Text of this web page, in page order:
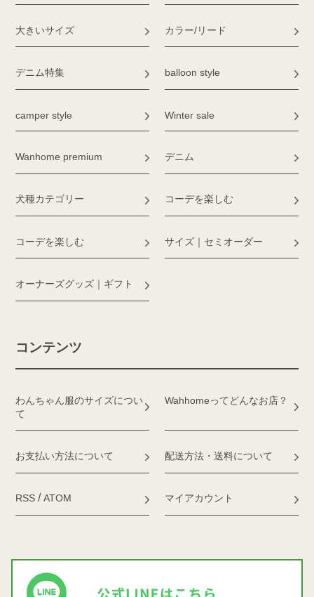
大きいサイズ カラー/リード
デニム特集 balloon style
camper style Winter sale
Wanhome premium デニム
犬種カテゴリー コーデを楽しむ
コーデを楽しむ サイズ｜セミオーダー
オーナーズグッズ｜ギフト
コンテンツ
わんちゃん服のサイズについ
て
Wahhomeってどんなお店？
お支払い方法について 配送方法・送料について
RSS/ ATOM マイアカウント